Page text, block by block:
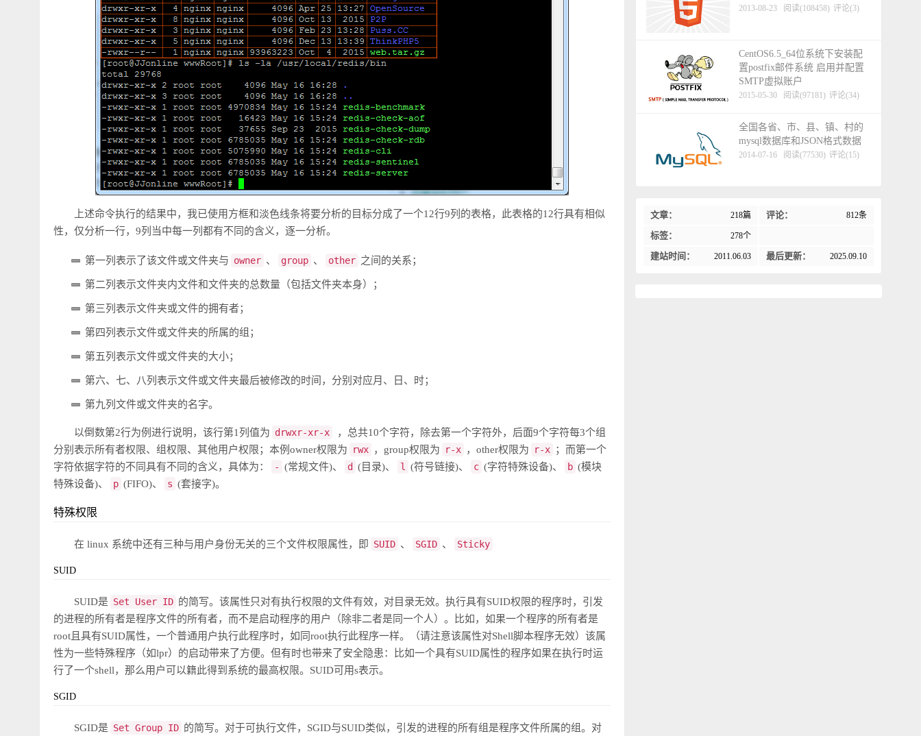
上述命令执行的结果中，我已使用方框和淡色线条将要分析的目标分成了一个12行9列的表格，此表格的12行具有相似
性，仅分析一行，9列当中每一列都有不同的含义，逐一分析。
第一列表示了该文件或文件夹与 owner 、 group 、 other 之间的关系；
第二列表示文件夹内文件和文件夹的总数量（包括文件夹本身）；
第三列表示文件夹或文件的拥有者；
第四列表示文件或文件夹的所属的组；
第五列表示文件或文件夹的大小；
第六、七、八列表示文件或文件夹最后被修改的时间，分别对应月、日、时；
第九列文件或文件夹的名字。
以倒数第2行为例进行说明，该行第1列值为 drwxr-xr-x
，总共10个字符，除去第一个字符外，后面9个字符每3个组
分别表示所有者权限、组权限、其他用户权限；本例owner权限为
rwx ，group权限为 r-x ，other权限为 r-x ；而第一个
字符依据字符的不同具有不同的含义，具体为：
- (常规文件)、 d (目录)、 l (符号链接)、 c (字符特殊设备)、 b (模块
特殊设备)、
p (FIFO)、 s (套接字)。
特殊权限
在 linux 系统中还有三种与用户身份无关的三个文件权限属性，即 SUID 、 SGID 、 Sticky
SUID
SUID是 Set User ID 的简写。该属性只对有执行权限的文件有效，对目录无效。执行具有SUID权限的程序时，引发
的进程的所有者是程序文件的所有者，而不是启动程序的用户（除非二者是同一个人）。比如，如果一个程序的所有者是
root且具有SUID属性，一个普通用户执行此程序时，如同root执行此程序一样。（请注意该属性对Shell脚本程序无效）该属
性为一些特殊程序（如lpr）的启动带来了方便。但有时也带来了安全隐患：比如一个具有SUID属性的程序如果在执行时运
行了一个shell，那么用户可以籍此得到系统的最高权限。SUID可用s表示。
SGID
SGID是 Set Group ID 的简写。对于可执行文件，SGID与SUID类似，引发的进程的所有组是程序文件所属的组。对
2013-08-23 阅读(108458) 评论(3)
CentOS6.5_64位系统下安装配
置postfix邮件系统 启用并配置
SMTP虚拟账户
2015-05-30 阅读(97181) 评论(34)
全国各省、市、县、镇、村的
mysql数据库和JSON格式数据
2014-07-16 阅读(77530) 评论(15)
文章： 218篇 评论： 812条
标签： 278个
建站时间： 2011.06.03 最后更新： 2025.09.10